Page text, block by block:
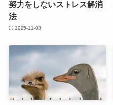
努力をしないストレス解消
法
2025-11-08